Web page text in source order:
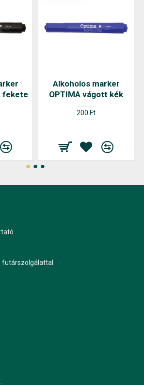
fekete
Alkoholos marker
OPTIMA vágott kék
200 Ft
futárszolgálattal